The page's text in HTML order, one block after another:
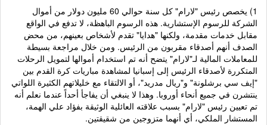
1) يخصص رئيس "لارام" كل سنة حوالي 60 مليون دولار من أموال
الشركة للرسوم الإستشارية. هذه الرسوم الباهظة، لا تدفع في الواقع
مقابل خدمات مقدمة، ولكنها "هدايا" تقدم لأشخاص بعينهم، من محض
الصدف أنهم أصدقاء مقربون من الرئيس. ومن خلال مراجعة بسيطة
للمعاملات المالية لـ"لارام" يتضح أنه تم استخدام أموالها لتمويل الرحلات
المتكررة لأصدقاء الرئيس إلى إسبانيا لمشاهدة مباريات كرة القدم بين
"إيف سي برشلونة" و"ريال مدريد"، أو الالتقاء مع خليلاتهم الكثيرة اللواتي
ينتشرن في جميع أنحاء أوروبا. وهذا لا ينبغي أن يفاجأ أحداً عندما نعلم أنه
تم تعيين رئيس "لارام" بسبب علاقته العائلية الوثيقة بفؤاد علي الهمة،
المستشار الملكي، أي أنهما متزوجين من شقيقتين.